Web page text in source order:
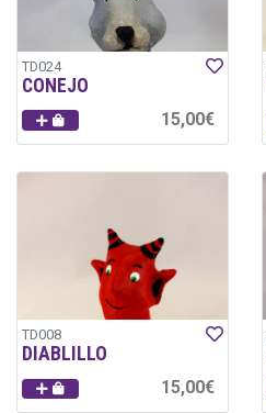
TD024
CONEJO
15,00€
TD008
DIABLILLO
15,00€